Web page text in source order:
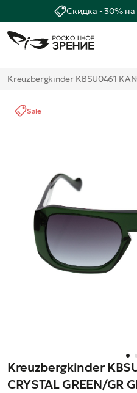
Скидка - 30% на
Kreuzbergkinder KBSU0461
Sale
Kreuzbergkinder
CRYSTAL GREEN/GR